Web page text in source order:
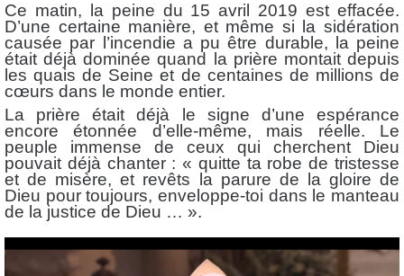
Ce matin, la peine du 15 avril 2019 est effacée.
D’une certaine manière, et même si la sidération
causée par l’incendie a pu être durable, la peine
était déjà dominée quand la prière montait depuis
les quais de Seine et de centaines de millions de
cœurs dans le monde entier.
La prière était déjà le signe d’une espérance
encore étonnée d’elle-même, mais réelle. Le
peuple immense de ceux qui cherchent Dieu
pouvait déjà chanter : « quitte ta robe de tristesse
et de misère, et revêts la parure de la gloire de
Dieu pour toujours, enveloppe-toi dans le manteau
de la justice de Dieu … ».